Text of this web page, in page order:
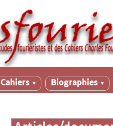
Cahiers ▼ Biographies ▼